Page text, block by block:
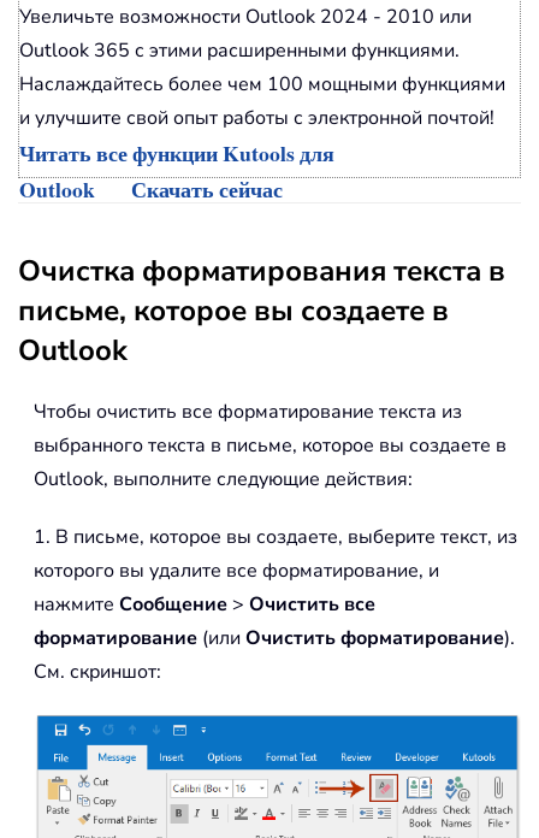
Увеличьте возможности Outlook 2024 - 2010 или
Outlook 365 с этими расширенными функциями.
Наслаждайтесь более чем 100 мощными функциями
и улучшите свой опыт работы с электронной почтой!
Читать все функции Kutools для
Outlook
Скачать сейчас
Очистка форматирования текста в
письме, которое вы создаете в
Outlook
Чтобы очистить все форматирование текста из
выбранного текста в письме, которое вы создаете в
Outlook, выполните следующие действия:
1. В письме, которое вы создаете, выберите текст, из
которого вы удалите все форматирование, и
нажмите Сообщение > Очистить все
форматирование (или Очистить форматирование).
См. скриншот: